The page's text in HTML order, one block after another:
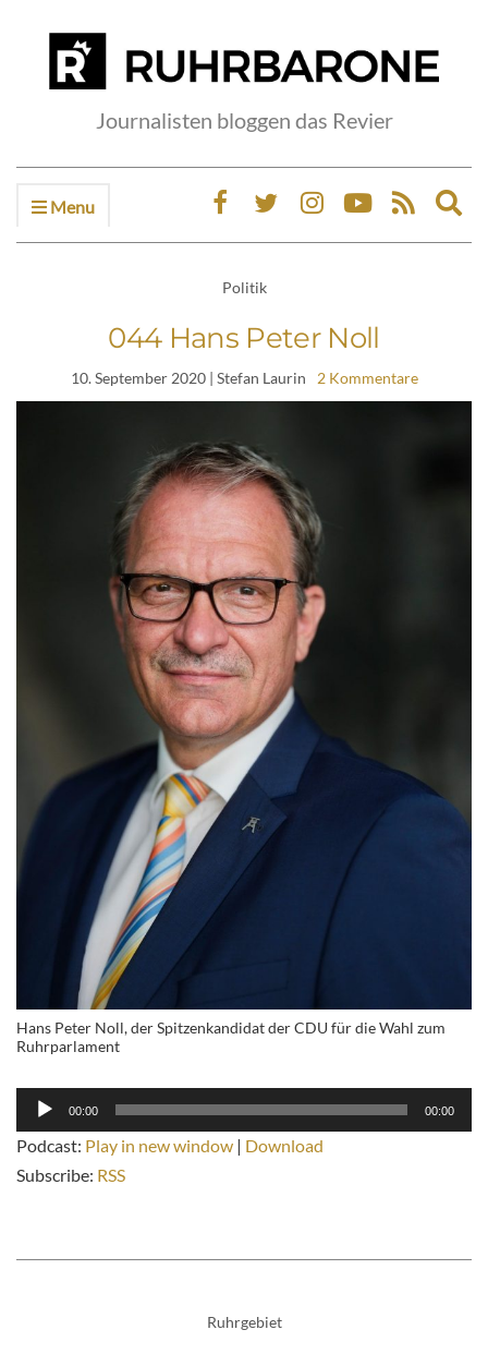
Journalisten bloggen das Revier
Menu
Politik
044 Hans Peter Noll
10. September 2020| Stefan Laurin 2 Kommentare
Hans Peter Noll, der Spitzenkandidat der CDU für die Wahl zum
Ruhrparlament
Audio-
Player
00:00 00:00
Podcast: Play in new window | Download
Subscribe: RSS
Ruhrgebiet